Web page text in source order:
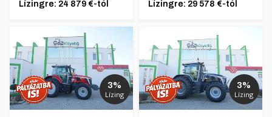
Lízingre: 24 879 €-tól Lízingre: 29 578 €-tól
3%
Lízing
3%
Lízing